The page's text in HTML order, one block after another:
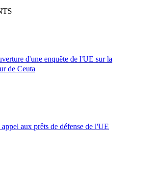
d'une enquête de l'UE sur la
de Ceuta
aux prêts de défense de l'UE